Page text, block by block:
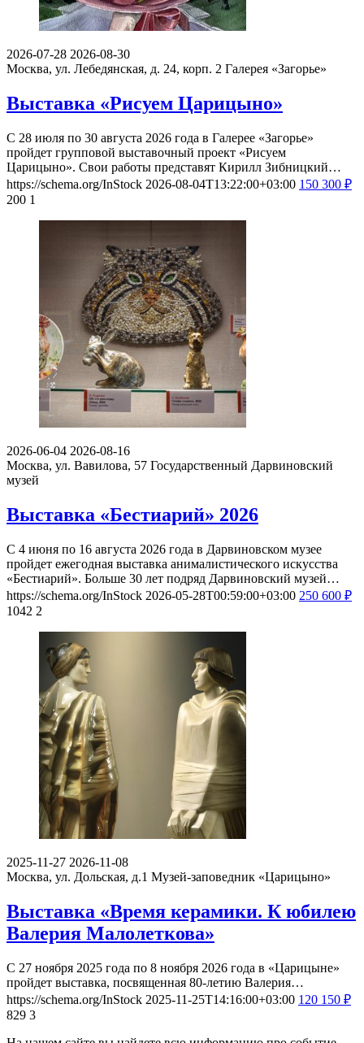
2026-07-28 2026-08-30
Москва, ул. Лебедянская, д. 24, корп. 2 Галерея «Загорье»
Выставка «Рисуем Царицыно»
С 28 июля по 30 августа 2026 года в Галерее «Загорье»
пройдет групповой выставочный проект «Рисуем
Царицыно». Свои работы представят Кирилл Зибницкий…
https://schema.org/InStock 2026-08-04T13:22:00+03:00 150 300 ₽
200 1
2026-06-04 2026-08-16
Москва, ул. Вавилова, 57 Государственный Дарвиновский
музей
Выставка «Бестиарий» 2026
С 4 июня по 16 августа 2026 года в Дарвиновском музее
пройдет ежегодная выставка анималистического искусства
«Бестиарий». Больше 30 лет подряд Дарвиновский музей…
https://schema.org/InStock 2026-05-28T00:59:00+03:00 250 600 ₽
1042 2
2025-11-27 2026-11-08
Москва, ул. Дольская, д.1 Музей-заповедник «Царицыно»
Выставка «Время керамики. К юбилею
Валерия Малолеткова»
С 27 ноября 2025 года по 8 ноября 2026 года в «Царицыне»
пройдет выставка, посвященная 80-летию Валерия…
https://schema.org/InStock 2025-11-25T14:16:00+03:00 120 150 ₽
829 3